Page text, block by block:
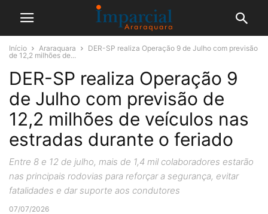
Início Araraquara
DER-SP realiza Operação 9 de Julho com previsão
de 12,2 milhões de...
DER-SP realiza Operação 9
de Julho com previsão de
12,2 milhões de veículos nas
estradas durante o feriado
Entre 8 e 12 de julho, mais de 1,4 mil colaboradores estarão
nas principais rodovias para reforçar a segurança, evitar
fatalidades e dar suporte aos condutores
07/07/2026